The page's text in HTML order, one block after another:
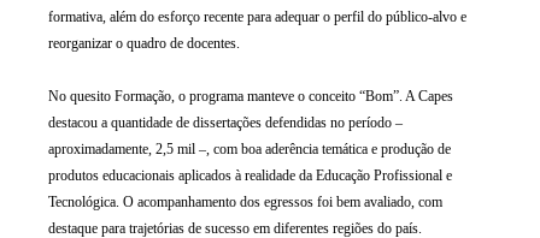
formativa, além do esforço recente para adequar o perfil do público-alvo e
reorganizar o quadro de docentes.
No quesito Formação, o programa manteve o conceito “Bom”. A Capes
destacou a quantidade de dissertações defendidas no período –
aproximadamente, 2,5 mil –, com boa aderência temática e produção de
produtos educacionais aplicados à realidade da Educação Profissional e
Tecnológica. O acompanhamento dos egressos foi bem avaliado, com
destaque para trajetórias de sucesso em diferentes regiões do país.